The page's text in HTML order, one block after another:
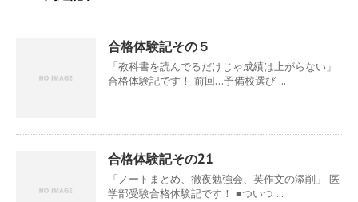
合格体験記その５
「教科書を読んでるだけじゃ成績は上がらない」
合格体験記です！ 前回…予備校選び ...
合格体験記その21
「ノートまとめ、徹夜勉強会、英作文の添削」 医
学部受験合格体験記です！ ■ついつ ...